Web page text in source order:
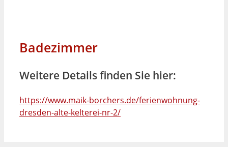
Badezimmer
Weitere Details finden Sie hier:
https://www.maik-borchers.de/ferienwohnung-
dresden-alte-kelterei-nr-2/